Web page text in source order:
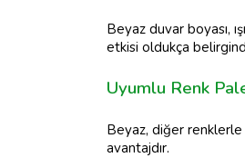
Beyaz duvar boyası,
etkisi oldukça
Uyumlu Renk
Beyaz, diğer renklerle
avantajdır.